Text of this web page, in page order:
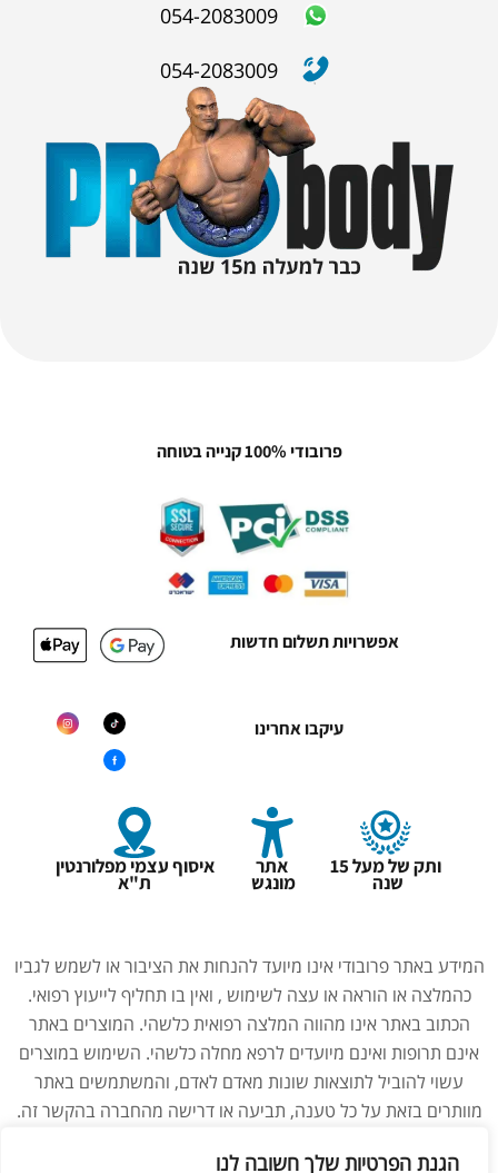
הגנת הפרטיות שלך חשובה לנו
054-2083009
054-2083009
פרובודי 100% קנייה בטוחה
אפשרויות תשלום חדשות
עיקבו אחרינו
ותק של מעל 15
שנה
אתר
מונגש
איסוף עצמי מפלורנטין
ת"א
המידע באתר פרובודי אינו מיועד להנחות את הציבור או לשמש לגביו
כהמלצה או הוראה או עצה לשימוש , ואין בו תחליף לייעוץ רפואי.
הכתוב באתר אינו מהווה המלצה רפואית כלשהי. המוצרים באתר
אינם תרופות ואינם מיועדים לרפא מחלה כלשהי. השימוש במוצרים
עשוי להוביל לתוצאות שונות מאדם לאדם, והמשתמשים באתר
מוותרים בזאת על כל טענה, תביעה או דרישה מהחברה בהקשר זה.